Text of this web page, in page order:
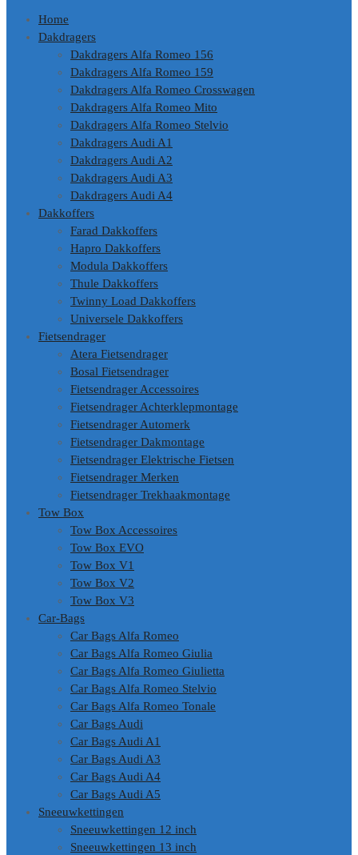
inhoudHome
Dakdragers
Dakdragers Alfa Romeo 156
Dakdragers Alfa Romeo 159
Dakdragers Alfa Romeo Crosswagen
Dakdragers Alfa Romeo Mito
Dakdragers Alfa Romeo Stelvio
Dakdragers Audi A1
Dakdragers Audi A2
Dakdragers Audi A3
Dakdragers Audi A4
Dakkoffers
Farad Dakkoffers
Hapro Dakkoffers
Modula Dakkoffers
Thule Dakkoffers
Twinny Load Dakkoffers
Universele Dakkoffers
Fietsendrager
Atera Fietsendrager
Bosal Fietsendrager
Fietsendrager Accessoires
Fietsendrager Achterklepmontage
Fietsendrager Automerk
Fietsendrager Dakmontage
Fietsendrager Elektrische Fietsen
Fietsendrager Merken
Fietsendrager Trekhaakmontage
Tow Box
Tow Box Accessoires
Tow Box EVO
Tow Box V1
Tow Box V2
Tow Box V3
Car-Bags
Car Bags Alfa Romeo
Car Bags Alfa Romeo Giulia
Car Bags Alfa Romeo Giulietta
Car Bags Alfa Romeo Stelvio
Car Bags Alfa Romeo Tonale
Car Bags Audi
Car Bags Audi A1
Car Bags Audi A3
Car Bags Audi A4
Car Bags Audi A5
Sneeuwkettingen
Sneeuwkettingen 12 inch
Sneeuwkettingen 13 inch